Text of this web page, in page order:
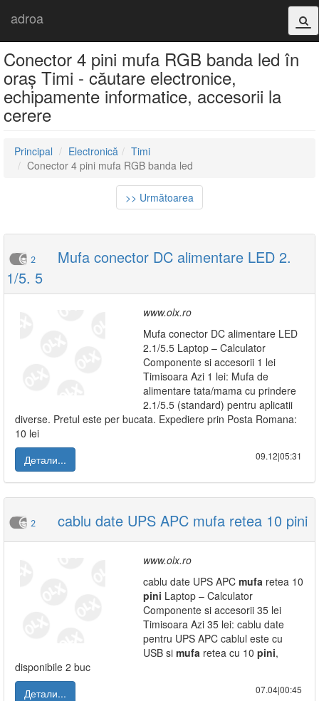
adroa
Conector 4 pini mufa RGB banda led în
oraș Timi - căutare electronice,
echipamente informatice, accesorii la
cerere
Principal Electronică
Timi
Conector 4 pini mufa RGB banda led
>> Următoarea
2
Mufa conector DC alimentare LED 2.
1/5. 5
www.olx.ro
Mufa conector DC alimentare LED
2.1/5.5 Laptop – Calculator
Componente si accesorii 1 lei
Timisoara Azi 1 lei: Mufa de
alimentare tata/mama cu prindere
2.1/5.5 (standard) pentru aplicatii
diverse. Pretul este per bucata. Expediere prin Posta Romana:
10 lei
Детали...
09.12|05:31
2 cablu date UPS APC mufa retea 10 pini
www.olx.ro
cablu date UPS APC mufa retea 10
pini Laptop – Calculator
Componente si accesorii 35 lei
Timisoara Azi 35 lei: cablu date
pentru UPS APC cablul este cu
USB si mufa retea cu 10 pini,
disponibile 2 buc
Детали...
07.04|00:45